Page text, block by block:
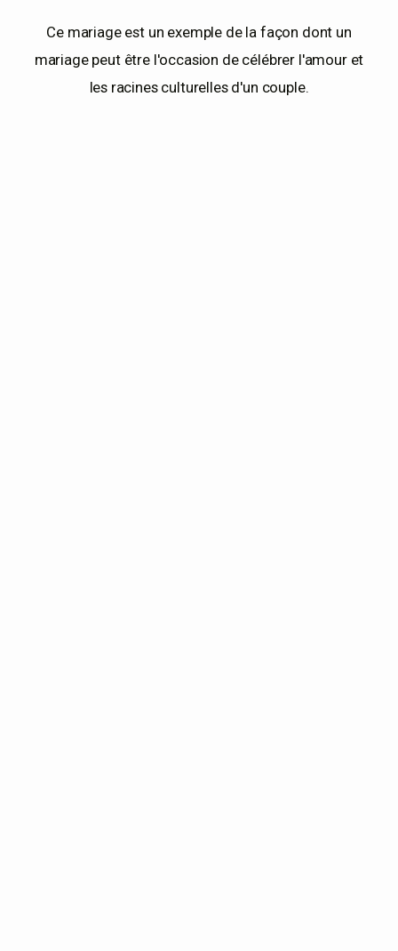
Ce mariage est un exemple de la façon dont un
mariage peut être l'occasion de célébrer l'amour et
les racines culturelles d'un couple.